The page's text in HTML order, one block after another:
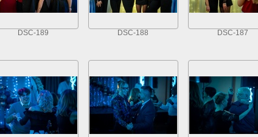
DSC-189 DSC-188 DSC-187